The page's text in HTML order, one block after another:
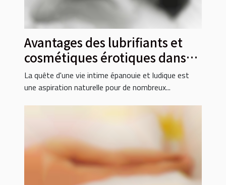
Avantages des lubrifiants et
cosmétiques érotiques dans
les jeux intimes
La quête d'une vie intime épanouie et ludique est
une aspiration naturelle pour de nombreux...